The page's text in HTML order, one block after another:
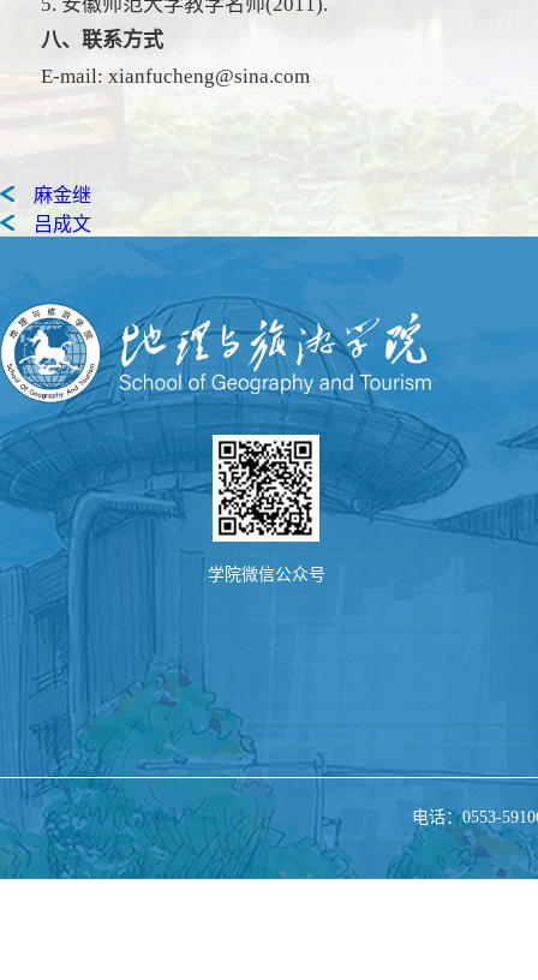
八、联系方式
E-mail: xianfucheng@sina.com
麻金继
吕成文
学院微信公众号
电话：0553-